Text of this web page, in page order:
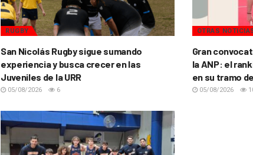
RUGBY
San Nicolás Rugby sigue sumando
experiencia y busca crecer en las
Juveniles de la URR
05/08/2026 6
OTRAS
Gran
la ANP: el
en su tramo
05/08/2026